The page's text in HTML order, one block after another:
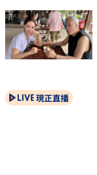
現正直播